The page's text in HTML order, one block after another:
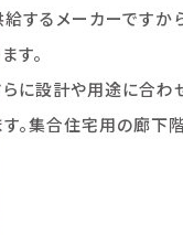
給するメーカーですか
す。
らに設計や用途に合わ
す。集合住宅用の廊下